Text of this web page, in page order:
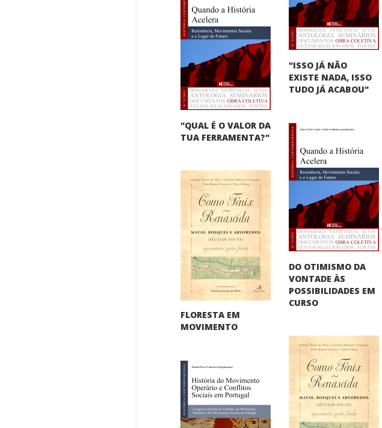
"ISSO JÁ NÃO
EXISTE NADA, ISSO
TUDO JÁ ACABOU"
"QUAL É O VALOR DA
TUA FERRAMENTA?"
DO OTIMISMO DA
VONTADE ÀS
POSSIBILIDADES EM
CURSO
FLORESTA EM
MOVIMENTO